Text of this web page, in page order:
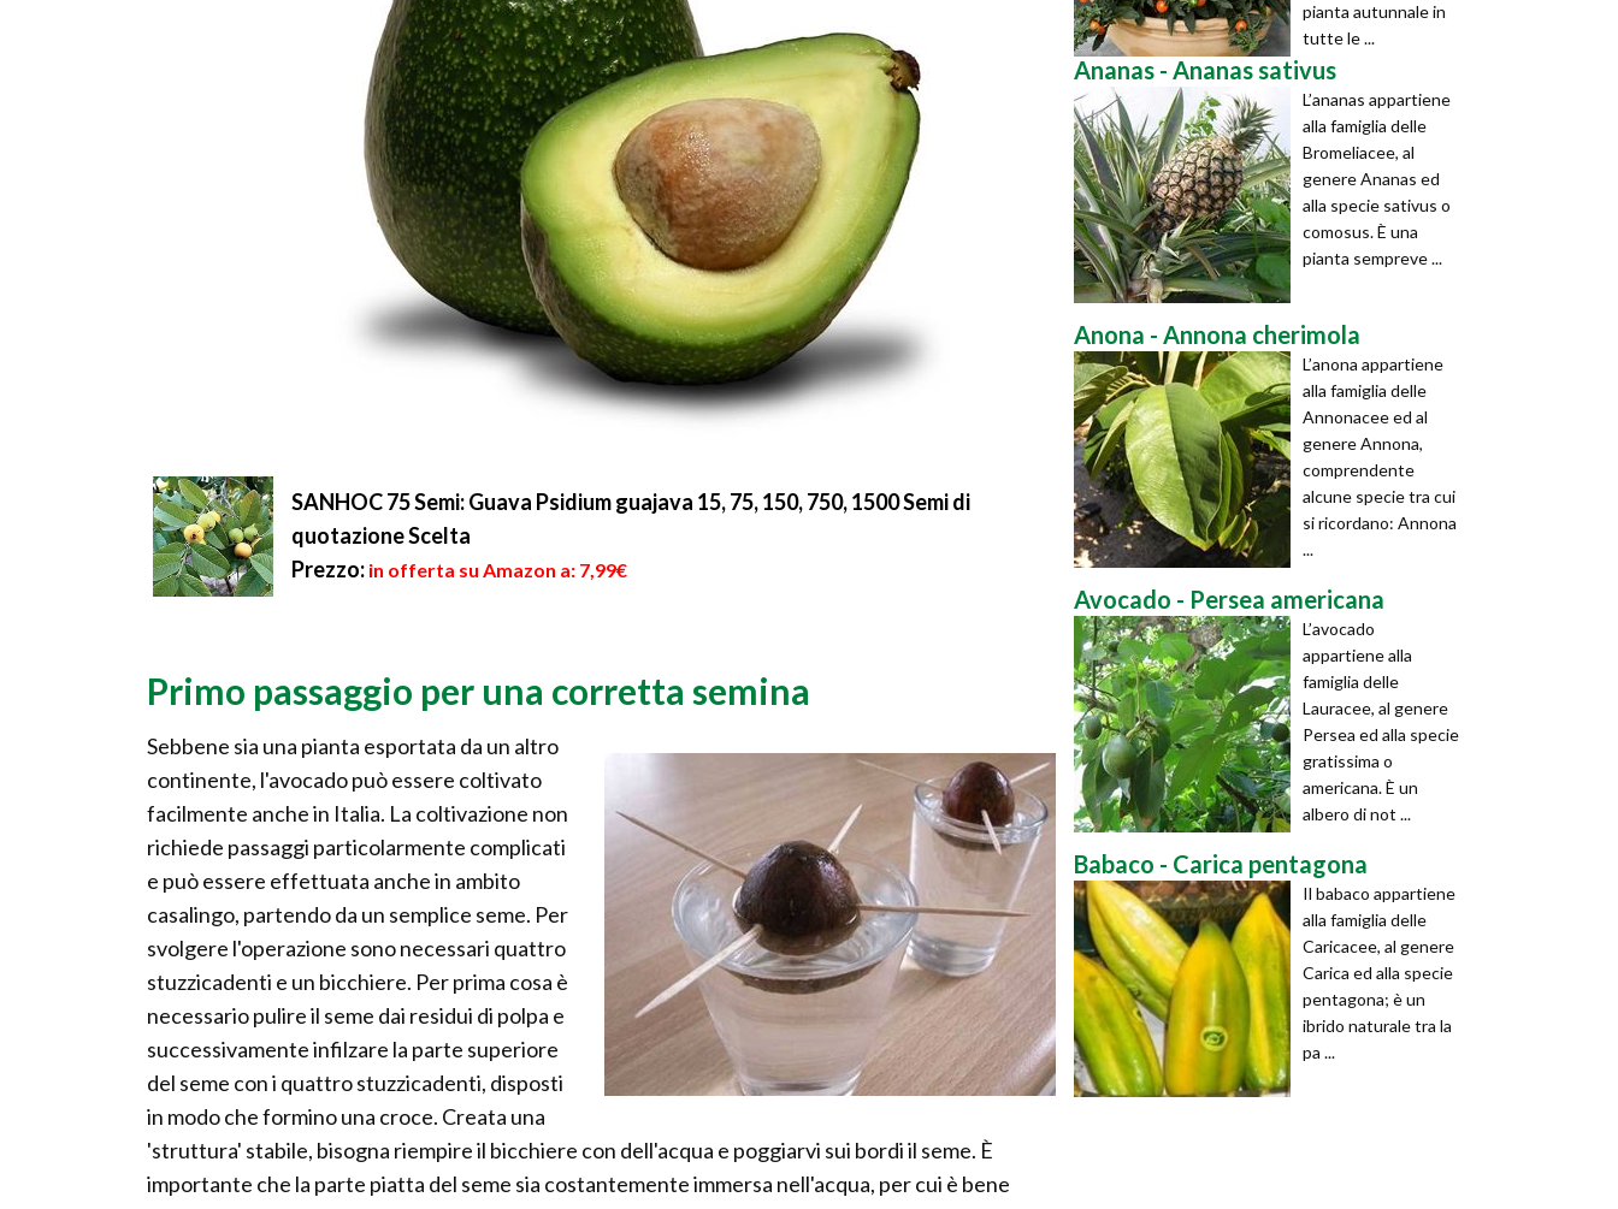
SANHOC 75 Semi: Guava Psidium guajava 15, 75, 150, 750, 1500 Semi di
quotazione Scelta
Prezzo: in offerta su Amazon a: 7,99€
Primo passaggio per una corretta semina
Sebbene sia una pianta esportata da un altro
continente, l'avocado può essere coltivato
facilmente anche in Italia. La coltivazione non
richiede passaggi particolarmente complicati
e può essere effettuata anche in ambito
casalingo, partendo da un semplice seme. Per
svolgere l'operazione sono necessari quattro
stuzzicadenti e un bicchiere. Per prima cosa è
necessario pulire il seme dai residui di polpa e
successivamente infilzare la parte superiore
del seme con i quattro stuzzicadenti, disposti
in modo che formino una croce. Creata una
'struttura' stabile, bisogna riempire il bicchiere con dell'acqua e poggiarvi sui bordi il seme. È
importante che la parte piatta del seme sia costantemente immersa nell'acqua, per cui è bene
pianta autunnale in
tutte le ...
Ananas - Ananas sativus
L’ananas appartiene
alla famiglia delle
Bromeliacee, al
genere Ananas ed
alla specie sativus o
comosus. È una
pianta sempreve ...
Anona - Annona cherimola
L’anona appartiene
alla famiglia delle
Annonacee ed al
genere Annona,
comprendente
alcune specie tra cui
si ricordano: Annona
...
Avocado - Persea americana
L’avocado
appartiene alla
famiglia delle
Lauracee, al genere
Persea ed alla specie
gratissima o
americana. È un
albero di not ...
Babaco - Carica pentagona
Il babaco appartiene
alla famiglia delle
Caricacee, al genere
Carica ed alla specie
pentagona; è un
ibrido naturale tra la
pa ...